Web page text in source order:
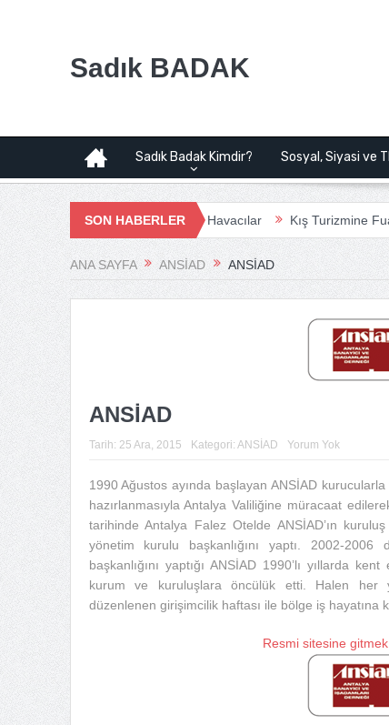
Sadık BADAK
Sadık Badak Kimdir? Sosyal, Siyasi ve
SON HABERLER
Projesi | Bağımsız Havacılar Kış Turizmine Fuar
ANA SAYFA ANSİAD ANSİAD
ANSİAD
Tarih: 25 Ara, 2015 Kategori: ANSİAD Yorum Yok
1990 Ağustos ayında başlayan ANSİAD
hazırlanmasıyla Antalya Valiliğine müracaat
tarihinde Antalya Falez Otelde ANSİAD’ın
yönetim kurulu başkanlığını yaptı. 2002-
başkanlığını yaptığı ANSİAD 1990’lı yıllarda
kurum ve kuruluşlara öncülük etti. Halen her
düzenlenen girişimcilik haftası ile bölge iş hayatına
Resmi sitesine gitmek